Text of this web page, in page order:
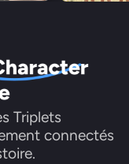
Triplets
connectés